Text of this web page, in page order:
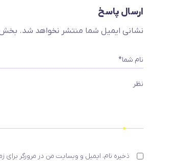
ارسال پاسخ
نشانی ایمیل شما منتشر نخواهد شد.
نام شما*
نظر
ذخیره نام، ایمیل و وبسایت من در مرورگر برای